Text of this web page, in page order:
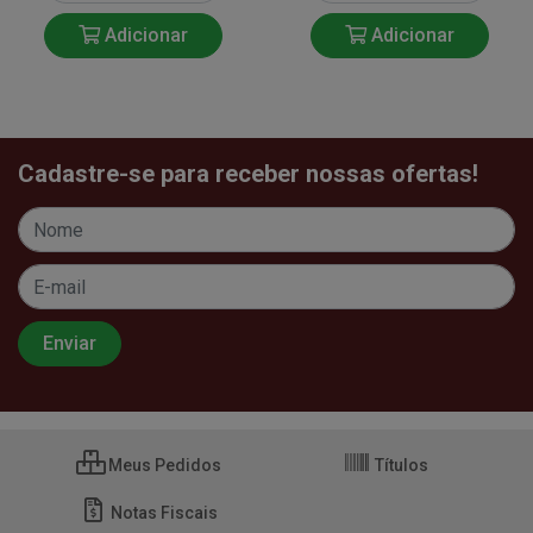
Adicionar Adicionar
Cadastre-se para receber nossas ofertas!
Meus Pedidos Títulos
Notas Fiscais